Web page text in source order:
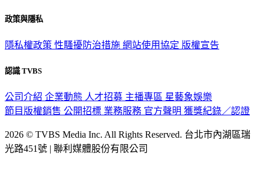
政策與隱私
隱私權政策 性騷擾防治措施 網站使用協定 版權宣告
認識 TVBS
公司介紹 企業動態 人才招募 主播專區 星藝象娛樂
節目版權銷售 公開招標 業務服務 官方聲明 獲獎紀錄／認證
2026 © TVBS Media Inc. All Rights Reserved. 台北市內湖區瑞
光路451號 | 聯利媒體股份有限公司